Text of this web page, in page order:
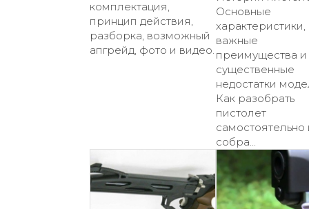
комплектация,
принцип действия,
разборка, возможный
апгрейд, фото и видео.
Основные
характеристики,
важные
преимущества и
существенные
недостатки
Как разобрать
пистолет
самостоятельно
собра...